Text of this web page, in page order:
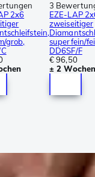
2x6
grob,
3
EZE-LAP
zweiseitiger
superfein/
DD6SF/F
€ 96,50
± 2